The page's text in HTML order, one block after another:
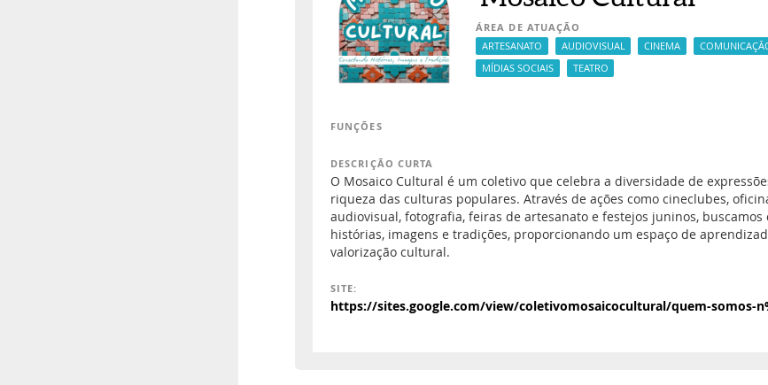
ÁREA DE ATUAÇÃO
ARTESANATO AUDIOVISUAL CINEMA
MÍDIAS SOCIAIS
TEATRO
FUNÇÕES
DESCRIÇÃO CURTA
O Mosaico Cultural é um coletivo que celebra a diversidade de
riqueza das culturas populares. Através de ações como cineclubes,
audiovisual, fotografia, feiras de artesanato e festejos juninos, buscamos
histórias, imagens e tradições, proporcionando um espaço de
valorização cultural.
SITE:
https://sites.google.com/view/coletivomosaicocultural/quem-somos-